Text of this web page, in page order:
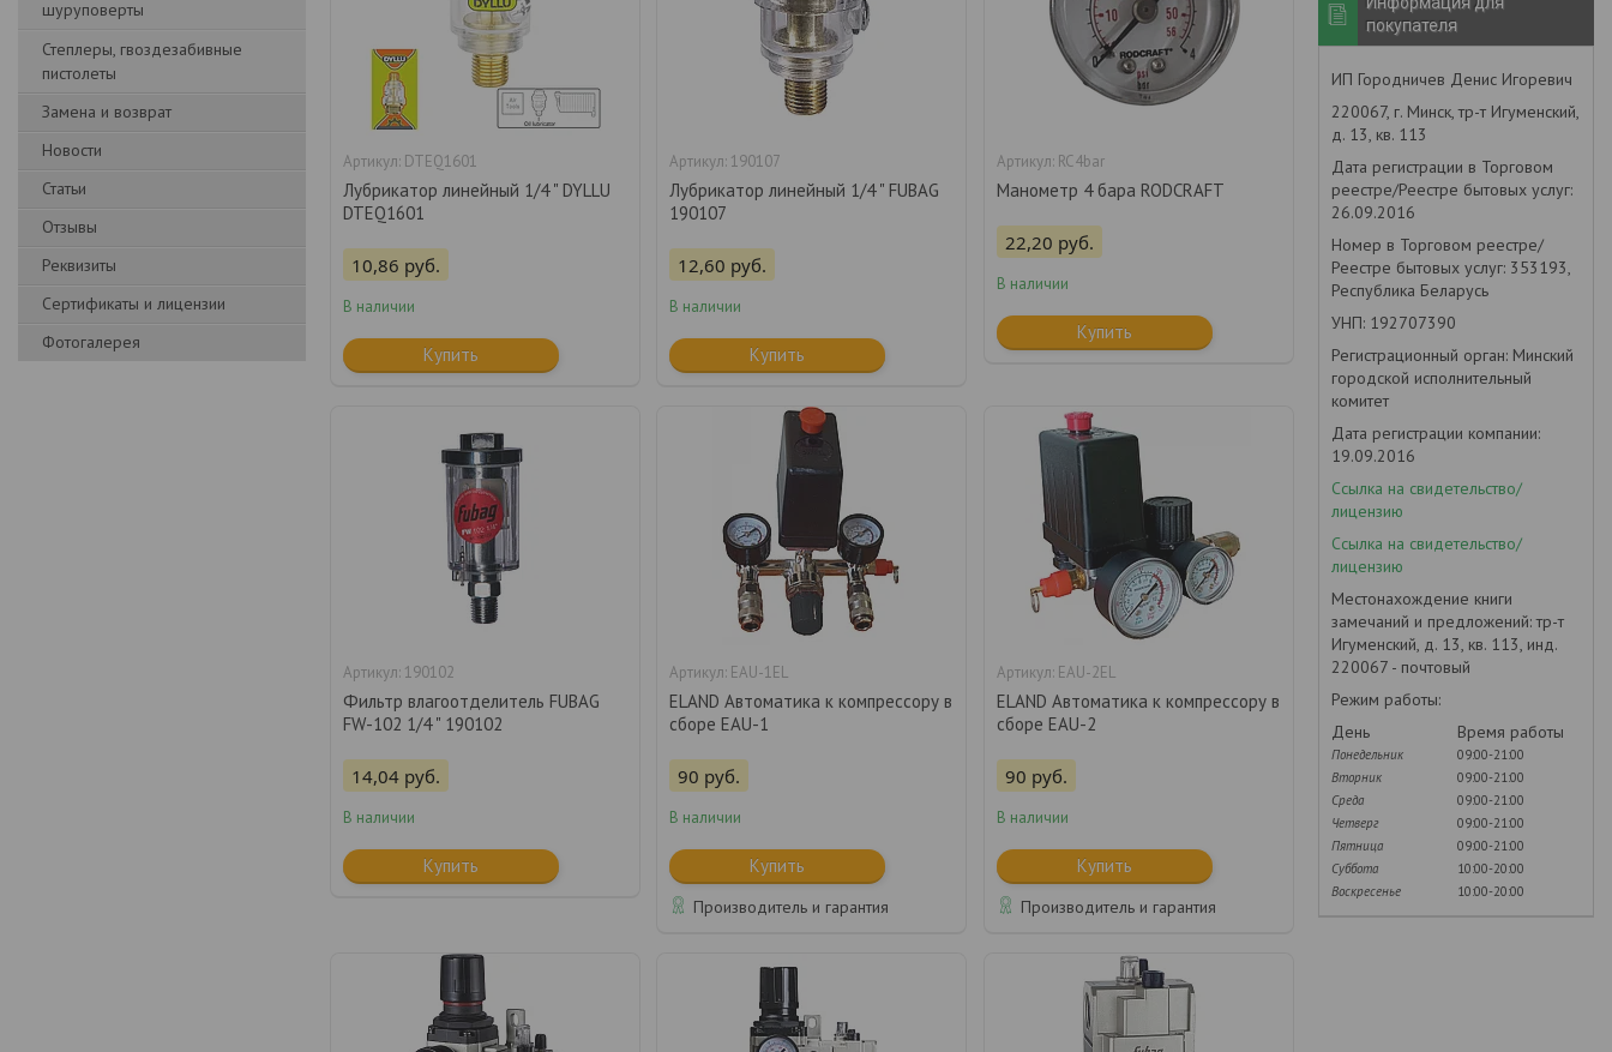
шуруповерты
Степлеры, гвоздезабивные
пистолеты
Замена и возврат
Новости
Статьи
Отзывы
Реквизиты
Сертификаты и лицензии
Фотогалерея
DTEQ1601
Лубрикатор линейный 1/4 " DYLLU
DTEQ1601
10,86 руб.
В наличии
Купить
190107
Лубрикатор линейный 1/4 " FUBAG
190107
12,60 руб.
В наличии
Купить
RC4bar
Манометр 4 бара RODCRAFT
22,20 руб.
В наличии
Купить
190102
Фильтр влагоотделитель FUBAG
FW-102 1/4 " 190102
14,04 руб.
В наличии
Купить
EAU-1EL
ELAND Автоматика к компрессору в
сборе EAU-1
90 руб.
В наличии
Купить
Производитель и гарантия
EAU-2EL
ELAND Автоматика к компрессору в
сборе EAU-2
90 руб.
В наличии
Купить
Производитель и гарантия
покупателя
ИП Городничев Денис Игоревич
220067, г. Минск, тр-т Игуменский,
д. 13, кв. 113
Дата регистрации в Торговом
реестре/Реестре бытовых услуг:
26.09.2016
Номер в Торговом реестре/
Реестре бытовых услуг: 353193,
Республика Беларусь
УНП: 192707390
Регистрационный орган: Минский
городской исполнительный
комитет
Дата регистрации компании:
19.09.2016
Ссылка на свидетельство/
лицензию
Ссылка на свидетельство/
лицензию
Местонахождение книги
замечаний и предложений: тр-т
Игуменский, д. 13, кв. 113, инд.
220067 - почтовый
Режим работы:
День
Время работы
Понедельник
09:00-21:00
Вторник
09:00-21:00
Среда
09:00-21:00
Четверг
09:00-21:00
Пятница
09:00-21:00
Суббота
10:00-20:00
Воскресенье
10:00-20:00